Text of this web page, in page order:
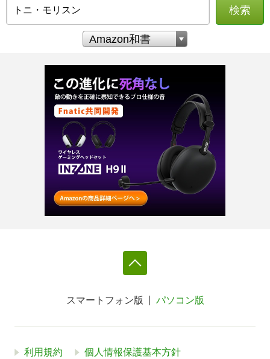
検索
スマートフォン版 パソコン版
利用規約 個人情報保護基本方針